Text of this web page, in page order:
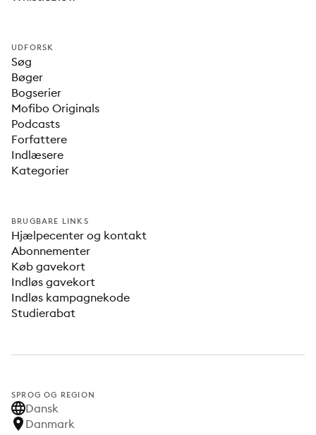
UDFORSK
Søg
Bøger
Bogserier
Mofibo Originals
Podcasts
Forfattere
Indlæsere
Kategorier
BRUGBARE LINKS
Hjælpecenter og kontakt
Abonnementer
Køb gavekort
Indløs gavekort
Indløs kampagnekode
Studierabat
SPROG OG REGION
Dansk
Danmark